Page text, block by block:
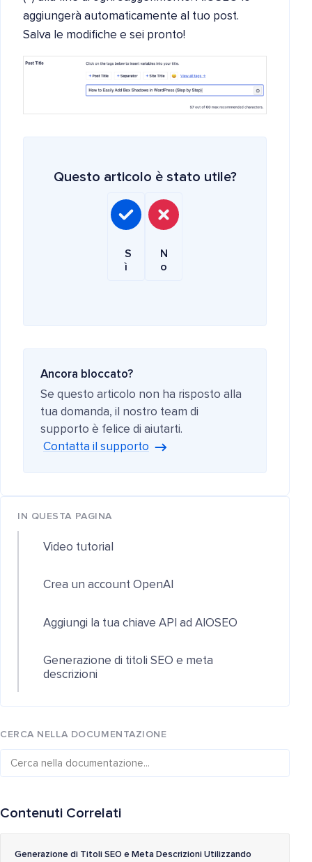
aggiungerà automaticamente al tuo post.
Salva le modifiche e sei pronto!
Questo articolo è stato utile?
S
ì
N
o
Ancora bloccato?
Se questo articolo non ha risposto alla
tua domanda, il nostro team di
supporto è felice di aiutarti.
Contatta il supporto
IN QUESTA PAGINA
Video tutorial
Crea un account OpenAI
Aggiungi la tua chiave API ad AIOSEO
Generazione di titoli SEO e meta
descrizioni
CERCA NELLA DOCUMENTAZIONE
Contenuti Correlati
Generazione di Titoli SEO e Meta Descrizioni Utilizzando